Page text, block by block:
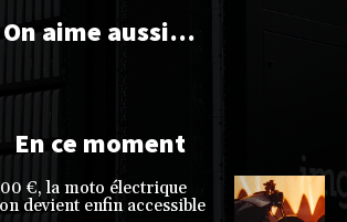
On aime aussi…
En ce moment
€, la moto électrique
devient enfin accessible